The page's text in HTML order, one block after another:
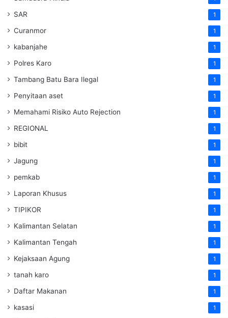
SAR 1
Curanmor 1
kabanjahe 1
Polres Karo 1
Tambang Batu Bara Ilegal 1
Penyitaan aset 1
Memahami Risiko Auto Rejection 1
REGIONAL 1
bibit 1
Jagung 1
pemkab 1
Laporan Khusus 1
TIPIKOR 1
Kalimantan Selatan 1
Kalimantan Tengah 1
Kejaksaan Agung 1
tanah karo 1
Daftar Makanan 1
kasasi 1